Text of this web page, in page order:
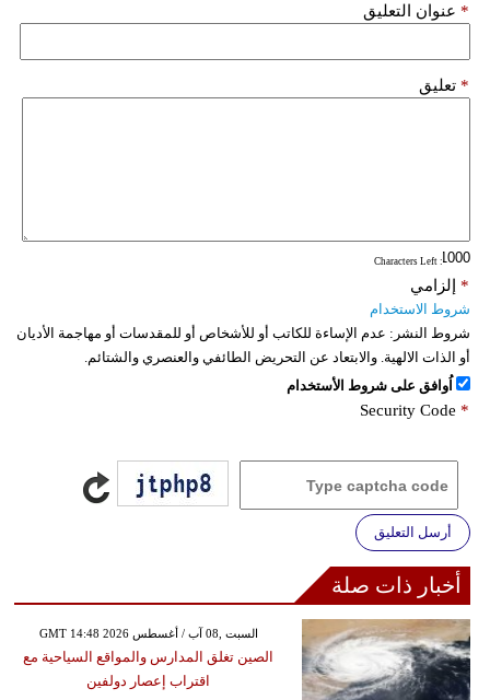
مدوَّنات
أبراج
عنوان التعليق *
تعليق *
: Characters Left
إلزامي *
شروط الاستخدام
شروط النشر: عدم الإساءة للكاتب أو للأشخاص أو للمقدسات أو مهاجمة الأديان
أو الذات الالهية. والابتعاد عن التحريض الطائفي والعنصري والشتائم.
اُوافق على شروط الأستخدام
Security Code *
أرسل التعليق
أخبار ذات صلة
GMT 14:48 2026 السبت ,08 آب / أغسطس
الصين تغلق المدارس والمواقع السياحية مع
اقتراب إعصار دولفين